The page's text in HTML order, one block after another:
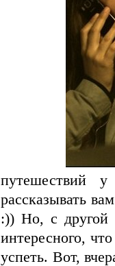
путешествий
рассказывать
:)) Но, с другой
интересного,
успеть. Вот,